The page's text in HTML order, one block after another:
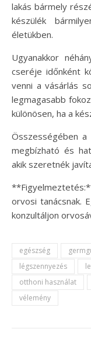
lakás bármely
készülék
életükben.
Ugyanakkor
cseréje időnként
venni a vásárlás
legmagasabb
különösen, ha a
Összességében
megbízható és
akik szeretnék
orvosi tanácsnak.
konzultáljon
egészség
légszennyezés
otthoni használat
vélemény